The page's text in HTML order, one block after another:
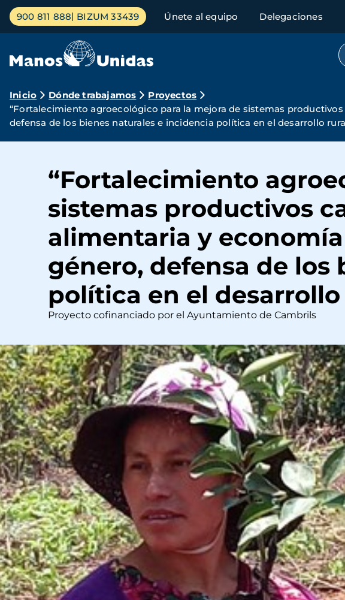
Pasar
contenido
Menú
principal
900 811 888 BIZUM 33439 Únete al equipo Delegaciones
Ruta
de
navegación
Inicio Dónde trabajamos
Proyectos
“Fortalecimiento agroecológico para la mejora de sistemas
defensa de los bienes naturales e incidencia política en el desarrollo
“Fortalecimiento
sistemas productivos
alimentaria y
género, defensa de los
política en el
Proyecto cofinanciado por el Ayuntamiento de Cambrils